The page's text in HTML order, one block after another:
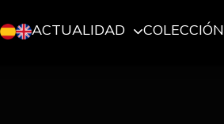
ACTUALIDAD COLECCIÓN